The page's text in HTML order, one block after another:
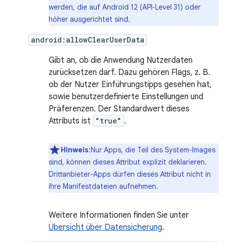
werden, die auf Android 12 (API‑Level 31) oder
höher ausgerichtet sind.
android:allowClearUserData
Gibt an, ob die Anwendung Nutzerdaten
zurücksetzen darf. Dazu gehören Flags, z. B.
ob der Nutzer Einführungstipps gesehen hat,
sowie benutzerdefinierte Einstellungen und
Präferenzen. Der Standardwert dieses
Attributs ist
"true" .
Hinweis:Nur Apps, die Teil des System-Images
sind, können dieses Attribut explizit deklarieren.
Drittanbieter-Apps dürfen dieses Attribut nicht in
ihre Manifestdateien aufnehmen.
Weitere Informationen finden Sie unter
Übersicht über Datensicherung.